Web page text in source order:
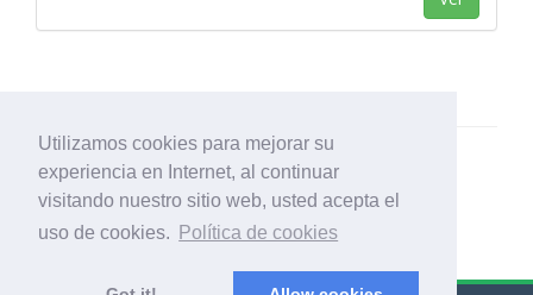
Utilizamos cookies para mejorar su
experiencia en Internet, al continuar
visitando nuestro sitio web, usted acepta el
uso de cookies.
Política de cookies